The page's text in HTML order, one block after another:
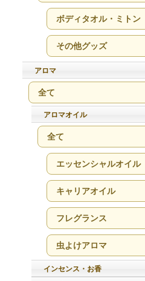
ボディタオル・ミトン
その他グッズ
アロマ
全て
アロマオイル
全て
エッセンシャルオイル
キャリアオイル
フレグランス
虫よけアロマ
インセンス・お香